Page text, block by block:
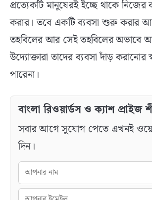
প্রত্যেকটি মানুষেরই ইচ্ছে থাকে
করার। তবে একটি ব্যবসা শুরু করার
তহবিলের আর সেই তহবিলের অভাবে
উদ্যোক্তারা তাদের ব্যবসা দাঁড়
পারেনা।
বাংলা রিওয়ার্ডস ও ক্যাশ প্রাইজ
সবার আগে সুযোগ পেতে এখনই
দিন।